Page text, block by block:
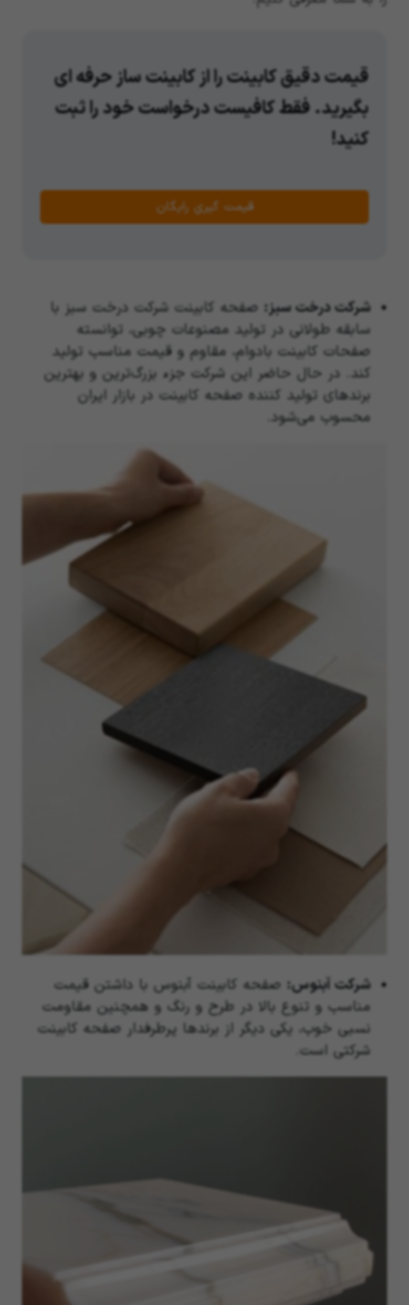
قیمت دقیق کابینت را از کابینت ساز حرفه ای
بگیرید. فقط کافیست درخواست خود را ثبت
کنید!
قیمت گیریِ رایگان
شرکت درخت سبز: صفحه کابینت شرکت درخت سبز با
سابقه طولانی در تولید مصنوعات چوبی، توانسته
صفحات کابینت بادوام، مقاوم و قیمت مناسب تولید
کند. در حال حاضر این شرکت جزء بزرگ‌ترین و بهترین
برند‌های تولید کننده صفحه کابینت در بازار ایران
محسوب می‌شود.
شرکت آبنوس: صفحه کابینت آبنوس با داشتن قیمت
مناسب و تنوع بالا در طرح و رنگ و همچنین مقاومت
نسبی خوب، یکی دیگر از برند‌ها پرطرفدار صفحه کابینت
شرکتی است.